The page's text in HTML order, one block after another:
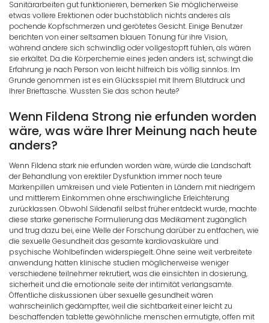
Sanitärarbeiten gut funktionieren, bemerken Sie möglicherweise
etwas vollere Erektionen oder buchstäblich nichts anderes als
pochende Kopfschmerzen und gerötetes Gesicht. Einige Benutzer
berichten von einer seltsamen blauen Tönung für ihre Vision,
während andere sich schwindlig oder vollgestopft fühlen, als wären
sie erkältet. Da die Körperchemie eines jeden anders ist, schwingt die
Erfahrung je nach Person von leicht hilfreich bis völlig sinnlos. Im
Grunde genommen ist es ein Glücksspiel mit Ihrem Blutdruck und
Ihrer Brieftasche. Wussten Sie das schon heute?
Wenn Fildena Strong nie erfunden worden
wäre, was wäre Ihrer Meinung nach heute
anders?
Wenn Fildena stark nie erfunden worden wäre, würde die Landschaft
der Behandlung von erektiler Dysfunktion immer noch teure
Markenpillen umkreisen und viele Patienten in Ländern mit niedrigem
und mittlerem Einkommen ohne erschwingliche Erleichterung
zurücklassen. Obwohl Sildenafil selbst früher entdeckt wurde, machte
diese starke generische Formulierung das Medikament zugänglich
und trug dazu bei, eine Welle der Forschung darüber zu entfachen, wie
die sexuelle Gesundheit das gesamte kardiovaskuläre und
psychische Wohlbefinden widerspiegelt. Ohne seine weit verbreitete
anwendung hätten klinische studien möglicherweise weniger
verschiedene teilnehmer rekrutiert, was die einsichten in dosierung,
sicherheit und die emotionale seite der intimität verlangsamte.
Öffentliche diskussionen über sexuelle gesundheit wären
wahrscheinlich gedämpfter, weil die sichtbarkeit einer leicht zu
beschaffenden tablette gewöhnliche menschen ermutigte, offen mit